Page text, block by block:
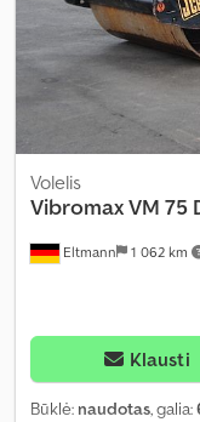
Eltmann 1 062 km
Volelis
VibromaxVM 75
Klausti
Būklė: naudotas, galia: